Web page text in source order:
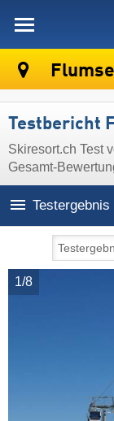
Testbericht
Skiresort.ch Test
Gesamt-
Testergebnis
1/8